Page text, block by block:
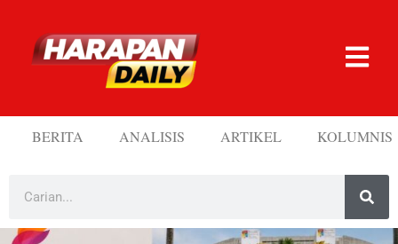
BERITA ANALISIS ARTIKEL KOLUMNIS